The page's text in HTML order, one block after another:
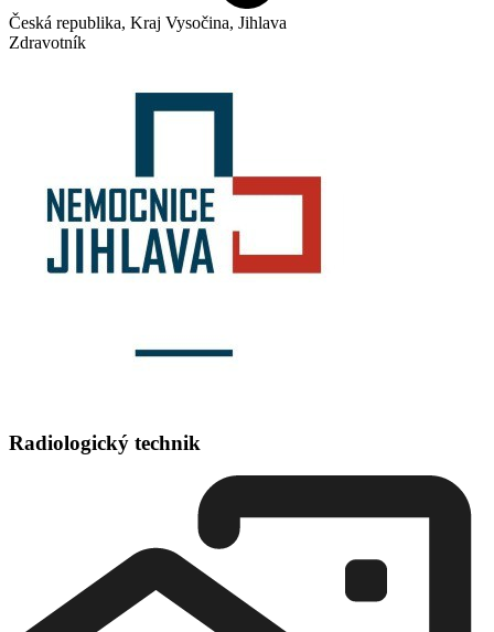
Česká republika, Kraj Vysočina, Jihlava
Zdravotník
Radiologický technik